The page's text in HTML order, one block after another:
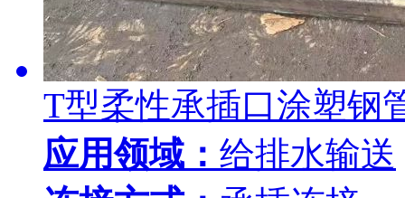
T型柔性承插口涂塑钢
应用领域： 给排水输送